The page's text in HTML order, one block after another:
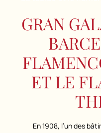
GRAN
ET LE
En 1908, l’un des